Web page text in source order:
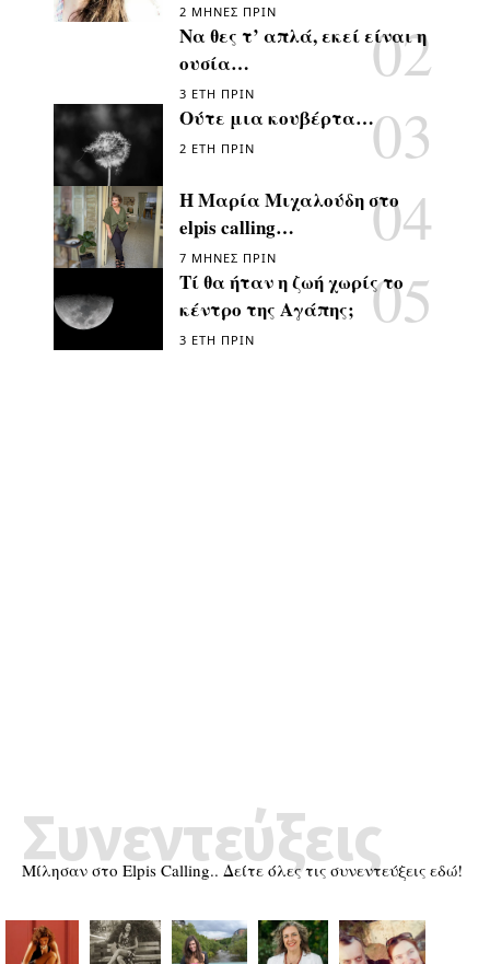
2 ΜΉΝΕΣ ΠΡΙΝ
Να θες τ’ απλά, εκεί είναι η
ουσία…
3 ΈΤΗ ΠΡΙΝ
Ούτε μια κουβέρτα…
2 ΈΤΗ ΠΡΙΝ
Η Μαρία Μιχαλούδη στο
elpis calling…
7 ΜΉΝΕΣ ΠΡΙΝ
Τί θα ήταν η ζωή χωρίς το
κέντρο της Αγάπης;
3 ΈΤΗ ΠΡΙΝ
Μίλησαν στο Elpis Calling.. Δείτε όλες τις συνεντεύξεις εδώ!
Συνεντεύξεις